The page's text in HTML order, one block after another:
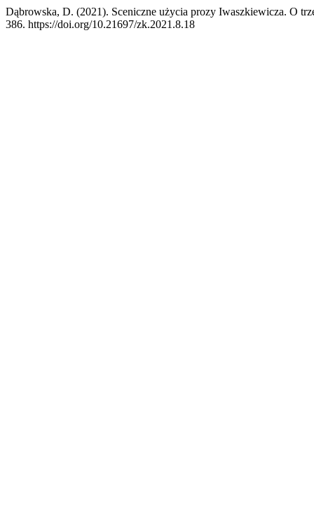
Dąbrowska, D. (2021). Sceniczne użycia prozy Iwaszkiewicza. O
386. https://doi.org/10.21697/zk.2021.8.18